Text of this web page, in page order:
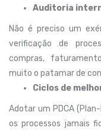
Auditoria
Não é preciso um
verificação de
compras,
muito o patamar de
Ciclos de
Adotar um PDCA
os processos jamais